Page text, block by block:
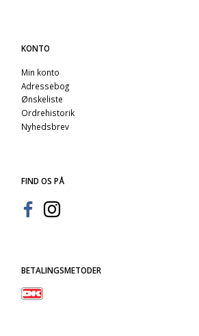
KONTO
Min konto
Adressebog
Ønskeliste
Ordrehistorik
Nyhedsbrev
FIND OS PÅ
BETALINGSMETODER